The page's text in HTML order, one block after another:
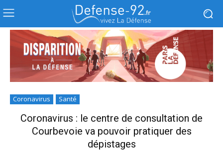
Coronavirus Santé
Coronavirus : le centre de consultation de
Courbevoie va pouvoir pratiquer des
dépistages